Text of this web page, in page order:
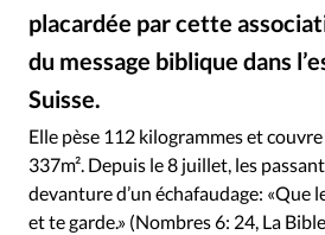
Devise:CHF
RUBRIQUES
Toute l'actualité
Eglises
Histoire Laicité
Mission
Monde People
Société
placardée par cette
du message biblique dans
Suisse.
Elle pèse 112 kilogrammes et
337m². Depuis le 8 juillet, les
devanture d’un échafaudage: «Que
et te garde.» (Nombres 6: 24, La